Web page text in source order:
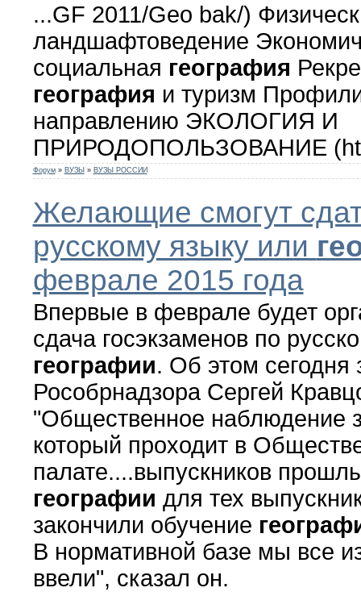
...GF 2011/Geo bak/)
ландшафтоведение
социальная география
география и туризм
направлению ЭКОЛОГИЯ И
ПРИРОДОПОЛЬЗОВАНИЕ
Форум » ВУЗЫ » ВУЗЫ РОССИИ
Желающие смогут
русскому языку или
феврале 2015 года
Впервые в феврале будет
сдача госэкзаменов по
географии. Об этом сегодня
Рособрнадзора Сергей
"Общественное наблюдение
который проходит в
палате....выпускников
географии для тех
закончили обучение
В нормативной базе мы все
ввели", сказал он.